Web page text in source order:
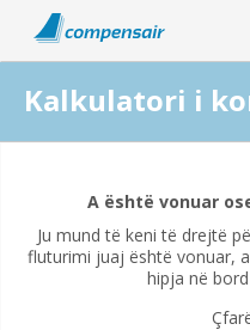
Kalkulatori i
Po
A është vonuar
Ju mund të keni të drejtë
fluturimi juaj është vonuar,
hipja në